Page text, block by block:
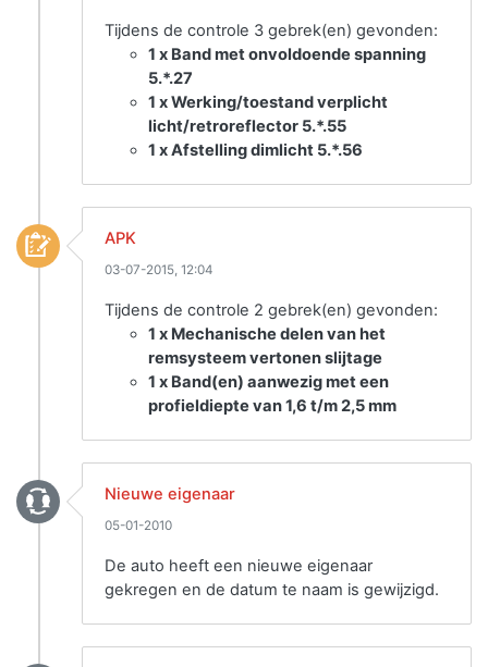
Tijdens de controle 3 gebrek(en) gevonden:
1 x Band met onvoldoende spanning
5.*.27
1 x Werking/toestand verplicht
licht/retroreflector 5.*.55
1 x Afstelling dimlicht 5.*.56
APK
03-07-2015, 12:04
Tijdens de controle 2 gebrek(en) gevonden:
1 x Mechanische delen van het
remsysteem vertonen slijtage
1 x Band(en) aanwezig met een
profieldiepte van 1,6 t/m 2,5 mm
Nieuwe eigenaar
05-01-2010
De auto heeft een nieuwe eigenaar
gekregen en de datum te naam is gewijzigd.